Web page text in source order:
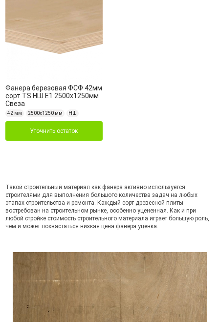
Фанера березовая ФСФ 42мм
сорт TS НШ Е1 2500x1250мм
Свеза
42 мм 2500х1250 мм НШ
Уточнить остаток
Такой строительный материал как фанера активно используется
строителями для выполнения большого количества задач на любых
этапах строительства и ремонта. Каждый сорт древесной плиты
востребован на строительном рынке, особенно уцененная. Как и при
любой стройке стоимость строительного материала играет большую роль,
чем и может похвастаться низкая цена фанера уценка.